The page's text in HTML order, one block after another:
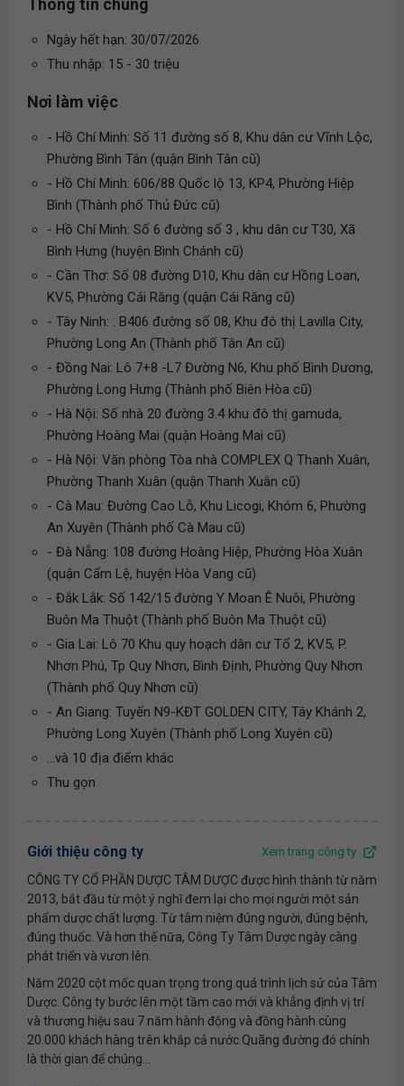
Thông tin chung
Ngày hết hạn: 30/07/2026
Thu nhập: 15 - 30 triệu
Nơi làm việc
- Hồ Chí Minh: Số 11 đường số 8, Khu dân cư Vĩnh Lộc,
Phường Bình Tân (quận Bình Tân cũ)
- Hồ Chí Minh: 606/88 Quốc lộ 13, KP4, Phường Hiệp
Bình (Thành phố Thủ Đức cũ)
- Hồ Chí Minh: Số 6 đường số 3 , khu dân cư T30, Xã
Bình Hưng (huyện Bình Chánh cũ)
- Cần Thơ: Số 08 đường D10, Khu dân cư Hồng Loan,
KV5, Phường Cái Răng (quận Cái Răng cũ)
- Tây Ninh: : B406 đường số 08, Khu đô thị Lavilla City,
Phường Long An (Thành phố Tân An cũ)
- Đồng Nai: Lô 7+8 -L7 Đường N6, Khu phố Bình Dương,
Phường Long Hưng (Thành phố Biên Hòa cũ)
- Hà Nội: Số nhà 20 đường 3.4 khu đô thị gamuda,
Phường Hoàng Mai (quận Hoàng Mai cũ)
- Hà Nội: Văn phòng Tòa nhà COMPLEX Q Thanh Xuân,
Phường Thanh Xuân (quận Thanh Xuân cũ)
- Cà Mau: Đường Cao Lỗ, Khu Licogi, Khóm 6, Phường
An Xuyên (Thành phố Cà Mau cũ)
- Đà Nẵng: 108 đường Hoàng Hiệp, Phường Hòa Xuân
(quận Cẩm Lệ, huyện Hòa Vang cũ)
- Đắk Lắk: Số 142/15 đường Y Moan Ê Nuôi, Phường
Buôn Ma Thuột (Thành phố Buôn Ma Thuột cũ)
- Gia Lai: Lô 70 Khu quy hoạch dân cư Tổ 2, KV5, P.
Nhơn Phú, Tp Quy Nhơn, Bình Định, Phường Quy Nhơn
(Thành phố Quy Nhơn cũ)
- An Giang: Tuyến N9-KĐT GOLDEN CITY, Tây Khánh 2,
Phường Long Xuyên (Thành phố Long Xuyên cũ)
...và 10 địa điểm khác
Thu gọn
Giới thiệu công ty Xem trang công ty
CÔNG TY CỔ PHẦN DƯỢC TÂM DƯỢC được hình thành từ năm
2013, bắt đầu từ một ý nghĩ đem lại cho mọi người một sản
phẩm dược chất lượng. Từ tâm niệm đúng người, đúng bệnh,
đúng thuốc. Và hơn thế nữa, Công Ty Tâm Dược ngày càng
phát triển và vươn lên.
Năm 2020 cột mốc quan trọng trong quá trình lịch sử của Tâm
Dược. Công ty bước lên một tầm cao mới và khẳng định vị trí
và thương hiệu sau 7 năm hành động và đồng hành cùng
20.000 khách hàng trên khắp cả nước.Quãng đường đó chính
là thời gian để chúng...